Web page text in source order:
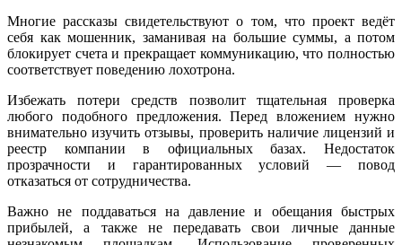
Многие рассказы свидетельствуют о том, что проект ведёт
себя как мошенник, заманивая на большие суммы, а потом
блокирует счета и прекращает коммуникацию, что полностью
соответствует поведению лохотрона.
Избежать потери средств позволит тщательная проверка
любого подобного предложения. Перед вложением нужно
внимательно изучить отзывы, проверить наличие лицензий и
реестр компании в официальных базах. Недостаток
прозрачности и гарантированных условий — повод
отказаться от сотрудничества.
Важно не поддаваться на давление и обещания быстрых
прибылей, а также не передавать свои личные данные